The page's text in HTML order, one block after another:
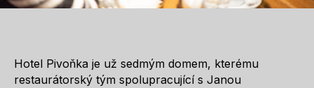
Hotel Pivoňka je už sedmým domem, kterému
restaurátorský tým spolupracující s Janou